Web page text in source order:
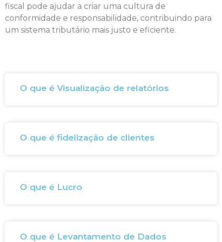
fiscal pode ajudar a criar uma cultura de
conformidade e responsabilidade, contribuindo para
um sistema tributário mais justo e eficiente.
O que é Visualização de relatórios
O que é fidelização de clientes
O que é Lucro
O que é Levantamento de Dados